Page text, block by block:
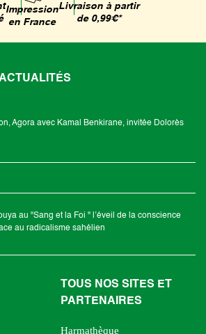
Impression
en France
Livraison à partir
de 0,99€*
Agora avec Kamal Benkirane, invitée Dolorès
au "Sang et la Foi " l’éveil de la conscience
au radicalisme sahélien
TOUS NOS SITES ET
PARTENAIRES
Harmathèque